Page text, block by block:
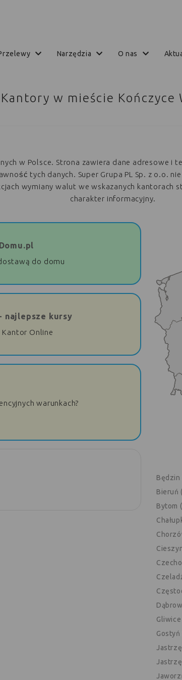
przelewy narzędzia o nas
Kantory w mieście Kończyce
w Polsce. Strona zawiera dane adresowe i
tych danych. Super Grupa PL Sp. z o.o.
wymiany walut we wskazanych kantorach
charakter informacyjny.
do domu
najlepsze kursy
Kantor Online
warunkach?
Będzin
Bieruń
Bytom
Gliwice
Gostyń